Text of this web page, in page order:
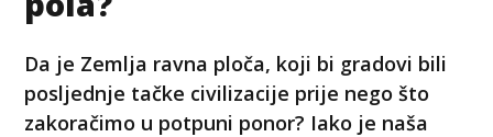
Da je Zemlja ravna ploča, koji bi gradovi bili
posljednje tačke civilizacije prije nego što
zakoračimo u potpuni ponor? Iako je naša